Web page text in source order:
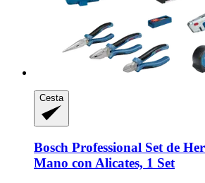
Cesta
Bosch Professional Set de
Mano con Alicates, 1 Set